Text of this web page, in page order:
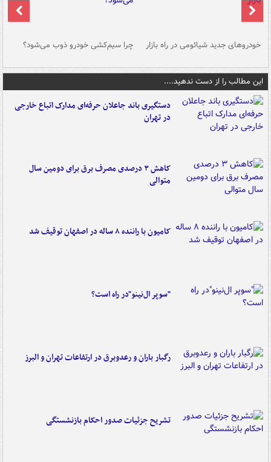
خودروهای جدید شیائومی در راه بازار چرا سیم‌کشی خودرو ذوب می‌شود؟
این مطالب را از دست ندهید....
دستگیری باند جاعلان حرفه‌ای مدارک اتباع خارجی
در تهران
کاهش ۳ درصدی مصرف برق برای دومین سال
متوالی
کامیون با راننده ۸ ساله در اصفهان توقیف شد
"سوپر ال‌نینو"در راه است؟
رگبار باران و رعدوبرق در ارتفاعات تهران و البرز
تشریح جزئیات صدور احکام بازنشستگی